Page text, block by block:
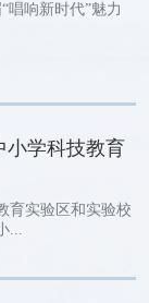
唱响新时代”魅力
小学科技教育
育实验区和实验校
...